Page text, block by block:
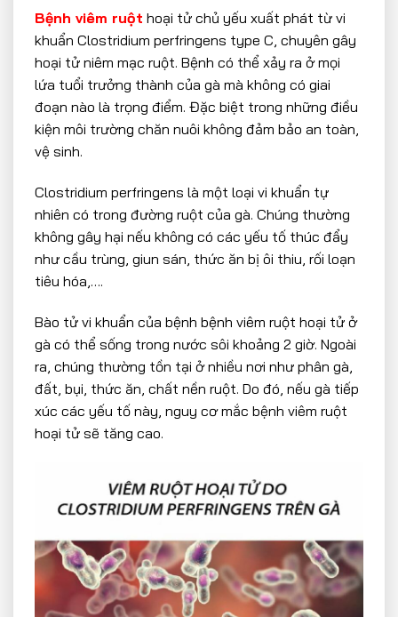
Bệnh viêm ruột hoại tử chủ yếu xuất phát từ vi
khuẩn Clostridium perfringens type C, chuyên gây
hoại tử niêm mạc ruột. Bệnh có thể xảy ra ở mọi
lứa tuổi trưởng thành của gà mà không có giai
đoạn nào là trọng điểm. Đặc biệt trong những điều
kiện môi trường chăn nuôi không đảm bảo an toàn,
vệ sinh.
Clostridium perfringens là một loại vi khuẩn tự
nhiên có trong đường ruột của gà. Chúng thường
không gây hại nếu không có các yếu tố thúc đẩy
như cầu trùng, giun sán, thức ăn bị ôi thiu, rối loạn
tiêu hóa,….
Bào tử vi khuẩn của bệnh bệnh viêm ruột hoại tử ở
gà có thể sống trong nước sôi khoảng 2 giờ. Ngoài
ra, chúng thường tồn tại ở nhiều nơi như phân gà,
đất, bụi, thức ăn, chất nền ruột. Do đó, nếu gà tiếp
xúc các yếu tố này, nguy cơ mắc bệnh viêm ruột
hoại tử sẽ tăng cao.